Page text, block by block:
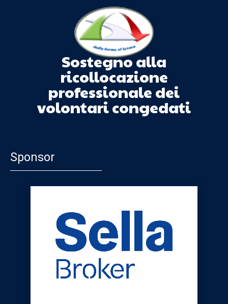
Sostegno alla
ricollocazione
professionale dei
volontari congedati
Sponsor